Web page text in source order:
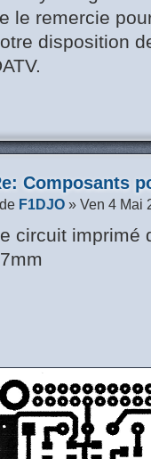
le remercie
disposition
Composants
de F1DJO » Ven 4 Mai
circuit imprimé